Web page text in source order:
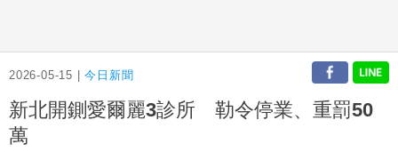
2026-05-15 |今日新聞
新北開鍘愛爾麗3診所 勒令停業、重罰50
萬